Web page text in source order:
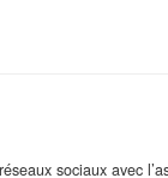
sociaux avec